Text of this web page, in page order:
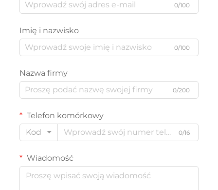
0/100
Imię i nazwisko
0/100
Nazwa firmy
0/200
Telefon komórkowy
Kod
0/16
Wiadomość